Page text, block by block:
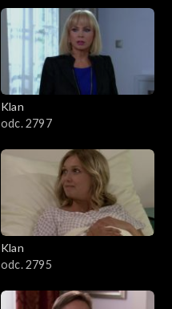
Klan
odc. 2797
Klan
odc. 2795